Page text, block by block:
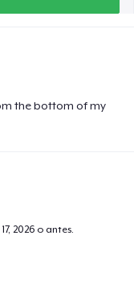
the bottom of my
2026 o antes.